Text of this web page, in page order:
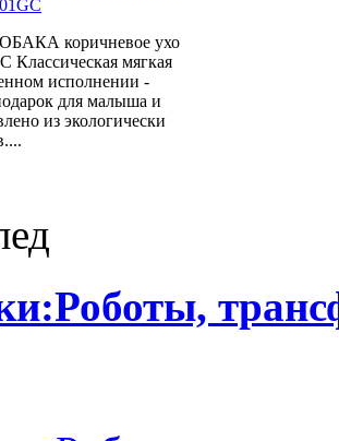
коричневое ухо
Классическая мягкая
исполнении -
для малыша и
из экологически